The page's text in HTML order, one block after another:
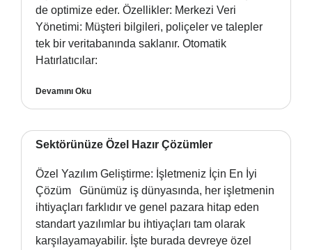
de optimize eder. Özellikler: Merkezi Veri
Yönetimi: Müşteri bilgileri, poliçeler ve talepler
tek bir veritabanında saklanır. Otomatik
Hatırlatıcılar:
Devamını Oku
Sektörünüze Özel Hazır Çözümler
Özel Yazılım Geliştirme: İşletmeniz İçin En İyi
Çözüm Günümüz iş dünyasında, her işletmenin
ihtiyaçları farklıdır ve genel pazara hitap eden
standart yazılımlar bu ihtiyaçları tam olarak
karşılayamayabilir. İşte burada devreye özel